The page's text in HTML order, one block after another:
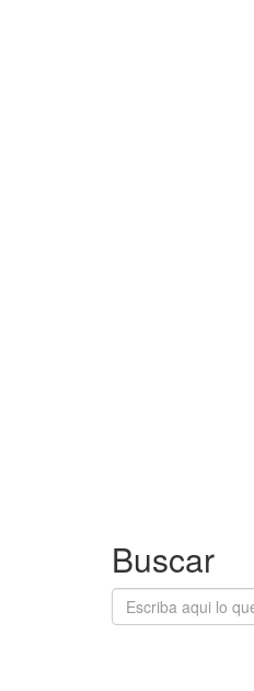
Buscar